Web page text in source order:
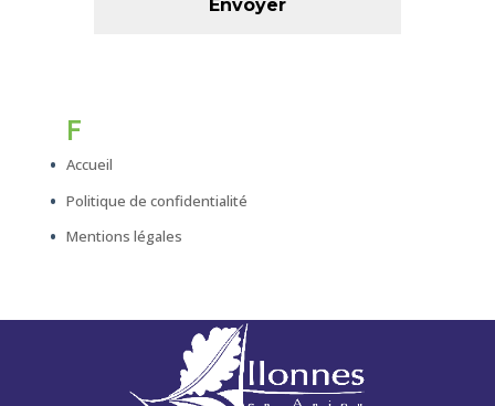
F
Accueil
Politique de confidentialité
Mentions légales